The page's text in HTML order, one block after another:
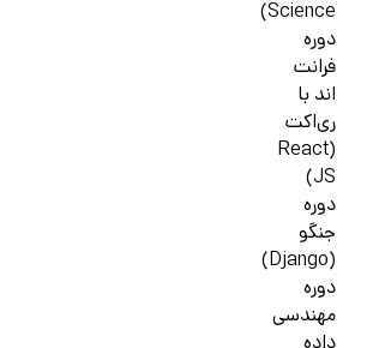
Science)
دوره
فرانت
اند با
ری‌اکت
(React
JS)
دوره
جنگو
(Django)
دوره
مهندسی